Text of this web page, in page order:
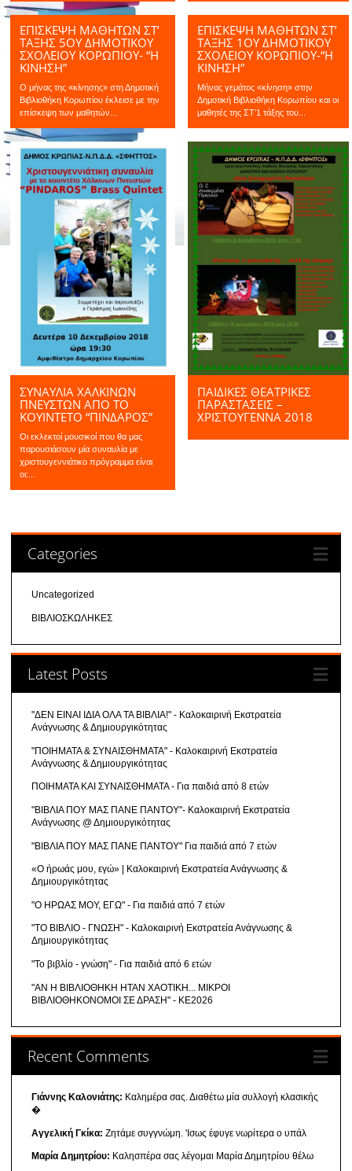
ΕΠΙΣΚΕΨΗ ΜΑΘΗΤΩΝ ΣΤ’
ΤΑΞΗΣ 5ΟΥ ΔΗΜΟΤΙΚΟΥ
ΣΧΟΛΕΙΟΥ ΚΟΡΩΠΙΟΥ- “Η
ΚΊΝΗΣΗ”
Ο μήνας της «κίνησης» στη Δημοτική
Βιβλιοθήκη Κορωπίου έκλεισε με την
επίσκεψη των μαθητών...
ΕΠΙΣΚΕΨΗ ΜΑΘΗΤΩΝ ΣΤ’
ΤΑΞΗΣ 1ΟΥ ΔΗΜΟΤΙΚΟΥ
ΣΧΟΛΕΙΟΥ ΚΟΡΩΠΙΟΥ-“Η
ΚΊΝΗΣΗ”
Μήνας γεμάτος «κίνηση» στην
Δημοτική Βιβλιοθήκη Κορωπίου και οι
μαθητές της ΣΤ’1 τάξης του...
ΣΥΝΑΥΛΙΑ ΧΑΛΚΙΝΩΝ
ΠΝΕΥΣΤΩΝ ΑΠΌ ΤΟ
ΚΟΥΙΝΤΈΤΟ “ΠΙΝΔΑΡΟΣ”
Οι εκλεκτοί μουσικοί που θα μας
παρουσιάσουν μία συναυλία με
χριστουγεννιάτικο πρόγραμμα είναι
οι:...
ΠΑΙΔΙΚΕΣ ΘΕΑΤΡΙΚΕΣ
ΠΑΡΑΣΤΑΣΕΙΣ –
ΧΡΙΣΤΟΥΓΕΝΝΑ 2018
Categories
Uncategorized
ΒΙΒΛΙΟΣΚΩΛΗΚΕΣ
Latest Posts
"ΔΕΝ ΕΙΝΑΙ ΙΔΙΑ ΟΛΑ ΤΑ ΒΙΒΛΙΑ!" - Καλοκαιρινή Εκστρατεία
Ανάγνωσης & Δημιουργικότητας
"ΠΟΙΗΜΑΤΑ & ΣΥΝΑΙΣΘΗΜΑΤΑ" - Καλοκαιρινή Εκστρατεία
Ανάγνωσης & Δημιουργικότητας
ΠΟΙΗΜΑΤΑ ΚΑΙ ΣΥΝΑΙΣΘΗΜΑΤΑ - Για παιδιά από 8 ετών
"ΒΙΒΛΙΑ ΠΟΥ ΜΑΣ ΠΑΝΕ ΠΑΝΤΟΥ"- Καλοκαιρινή Εκστρατεία
Ανάγνωσης @ Δημιουργικότητας
"ΒΙΒΛΙΑ ΠΟΥ ΜΑΣ ΠΑΝΕ ΠΑΝΤΟΥ" Για παιδιά από 7 ετών
«Ο ήρωάς μου, εγώ» | Καλοκαιρινή Εκστρατεία Ανάγνωσης &
Δημιουργικότητας
"Ο ΗΡΩΑΣ ΜΟΥ, ΕΓΩ" - Για παιδιά από 7 ετών
"ΤΟ ΒΙΒΛΙΟ - ΓΝΩΣΗ" - Καλοκαιρινή Εκστρατεία Ανάγνωσης &
Δημιουργικότητας
"Το βιβλίο - γνώση" - Για παιδιά από 6 ετών
"ΑΝ Η ΒΙΒΛΙΟΘΗΚΗ ΗΤΑΝ ΧΑΟΤΙΚΗ... ΜΙΚΡΟΙ
ΒΙΒΛΙΟΘΗΚΟΝΟΜΟΙ ΣΕ ΔΡΑΣΗ" - ΚΕ2026
Recent Comments
Γιάννης Καλονιάτης: Καλημέρα σας. Διαθέτω μία συλλογή κλασικής
�
Αγγελική Γκίκα: Ζητάμε συγγνώμη. 'Ισως έφυγε νωρίτερα ο υπάλ
Μαρία Δημητρίου: Καλησπέρα σας λέγομαι Μαρία Δημητρίου θέλω